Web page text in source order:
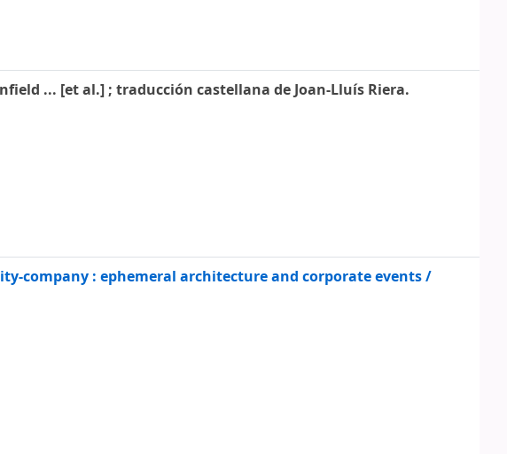
... [et al.] ; traducción castellana de Joan-Lluís Riera.
company : ephemeral architecture and corporate events /